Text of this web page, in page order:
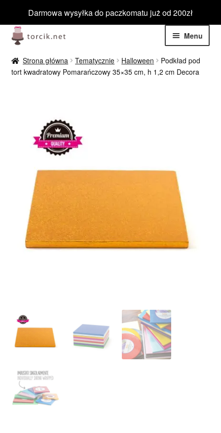
Darmowa wysyłka do paczkomatu już od 200zł
Przejdź
do
nawigacji
Przejdź
do
treści
Menu
Jadalne
Rozwiń
menu
Tematyczne
Wyprzedaż
Nowości
Ozdoby na tort weselny
Strona główna Tematycznie Halloween
Podkład pod
tort kwadratowy Pomarańczowy 35×35 cm, h 1,2 cm Decora